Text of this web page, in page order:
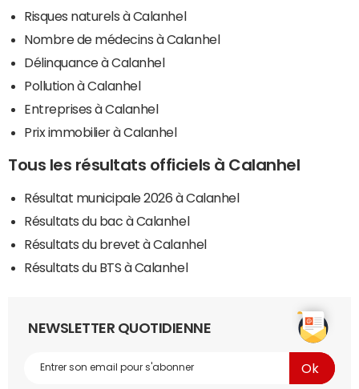
Risques naturels à Calanhel
Nombre de médecins à Calanhel
Délinquance à Calanhel
Pollution à Calanhel
Entreprises à Calanhel
Prix immobilier à Calanhel
Tous les résultats officiels à Calanhel
Résultat municipale 2026 à Calanhel
Résultats du bac à Calanhel
Résultats du brevet à Calanhel
Résultats du BTS à Calanhel
NEWSLETTER QUOTIDIENNE